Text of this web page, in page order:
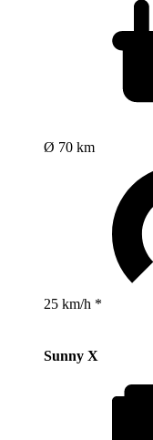
Ø 70 km
25 km/h *
Sunny X